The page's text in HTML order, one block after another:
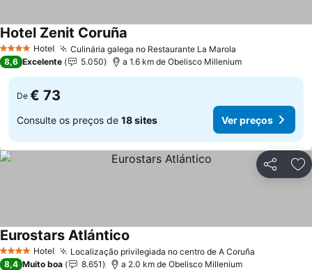
4 EstrelasHotel Culinária galega no Restaurante La Marola
Hotel Zenit Coruña
8,6 Excelente 5.050 a 1.6 km de Obelisco Millenium
De € 73
Consulte os preços de 18 sites Ver preços
Partilhar
4 EstrelasHotel Localização privilegiada no centro de A Coruña
Eurostars Atlántico
8,4 Muito boa 8.651 a 2.0 km de Obelisco Millenium